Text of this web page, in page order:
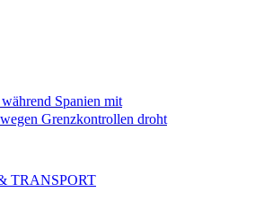
Spanien mit
Grenzkontrollen droht
TRANSPORT